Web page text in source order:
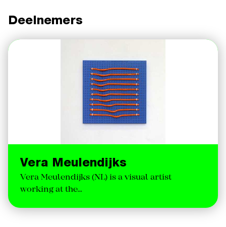
Deelnemers
Vera Meulendijks
Vera Meulendijks (NL) is a visual artist
working at the…